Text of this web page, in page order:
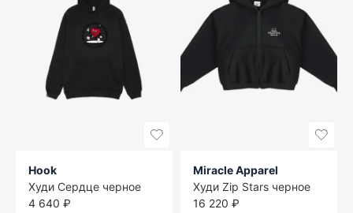
Hook
Худи Сердце черное
4 640 ₽
Miracle Apparel
Худи Zip Stars черное
16 220 ₽